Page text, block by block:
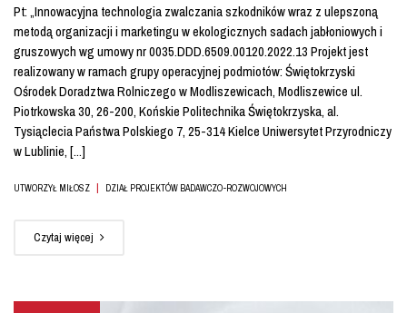
Pt: „Innowacyjna technologia zwalczania szkodników wraz z ulepszoną
metodą organizacji i marketingu w ekologicznych sadach jabłoniowych i
gruszowych wg umowy nr 0035.DDD.6509.00120.2022.13 Projekt jest
realizowany w ramach grupy operacyjnej podmiotów: Świętokrzyski
Ośrodek Doradztwa Rolniczego w Modliszewicach, Modliszewice ul.
Piotrkowska 30, 26-200, Końskie Politechnika Świętokrzyska, al.
Tysiąclecia Państwa Polskiego 7, 25-314 Kielce Uniwersytet Przyrodniczy
w Lublinie, [...]
UTWORZYŁ MIŁOSZ | DZIAŁ PROJEKTÓW BADAWCZO-ROZWOJOWYCH
Czytaj więcej